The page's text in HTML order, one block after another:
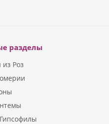
разделы
из Роз